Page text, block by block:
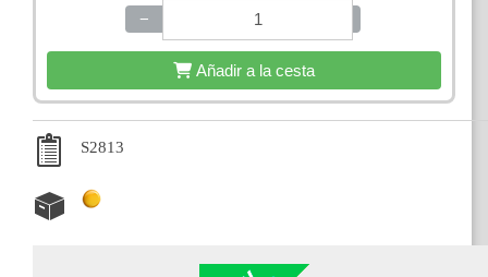
−
Añadir a la cesta
S2813